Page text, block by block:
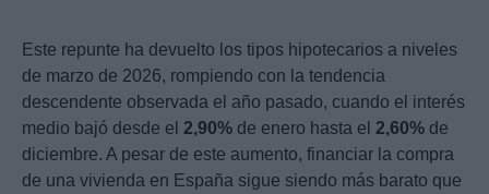
Este repunte ha devuelto los tipos hipotecarios a niveles
de marzo de 2026, rompiendo con la tendencia
descendente observada el año pasado, cuando el interés
medio bajó desde el 2,90% de enero hasta el 2,60% de
diciembre. A pesar de este aumento, financiar la compra
de una vivienda en España sigue siendo más barato que